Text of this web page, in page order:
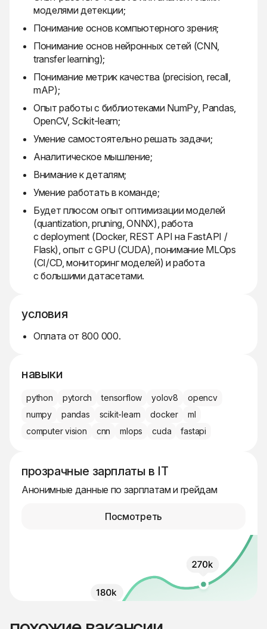
моделями детекции;
Понимание основ компьютерного зрения;
Понимание основ нейронных сетей (CNN,
transfer learning);
Понимание метрик качества (precision, recall,
mAP);
Опыт работы с библиотеками NumPy, Pandas,
OpenCV, Scikit-learn;
Умение самостоятельно решать задачи;
Аналитическое мышление;
Внимание к деталям;
Умение работать в команде;
Будет плюсом опыт оптимизации моделей
(quantization, pruning, ONNX), работа
с deployment (Docker, REST API на FastAPI /
Flask), опыт с GPU (CUDA), понимание MLOps
(CI/CD, мониторинг моделей) и работа
с большими датасетами.
условия
Оплата от 800 000.
навыки
python pytorch tensorflow yolov8
opencv
numpy
pandas scikit-learn docker
ml
computer vision
cnn mlops cuda fastapi
прозрачные зарплаты в IT
Анонимные данные по зарплатам и грейдам
Посмотреть